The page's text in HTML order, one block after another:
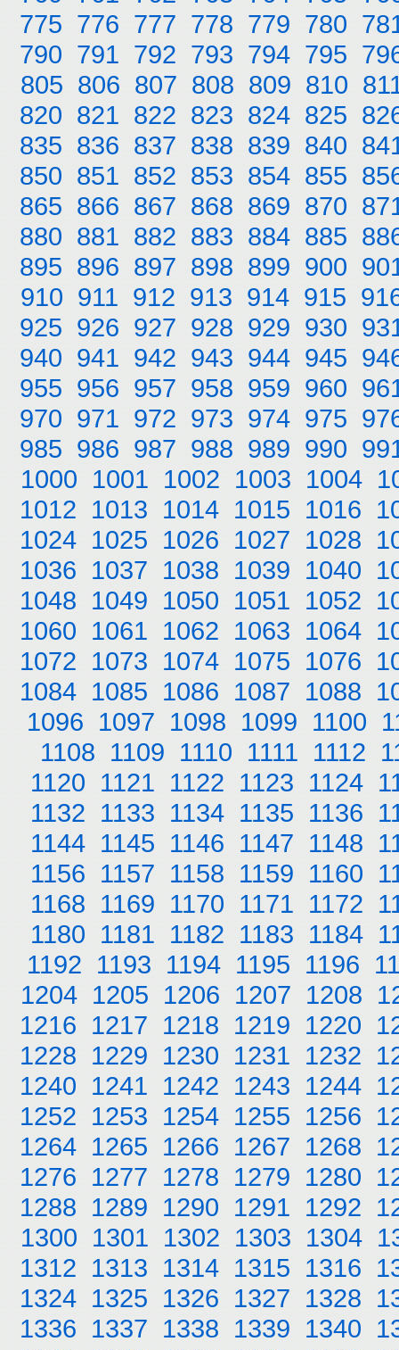
775 776 777 778 779 780
790 791 792 793 794 795
805 806 807 808 809 810
820 821 822 823 824 825
835 836 837 838 839 840
850 851 852 853 854 855
865 866 867 868 869 870
880 881 882 883 884 885
895 896 897 898 899 900
910 911 912 913 914 915
925 926 927 928 929 930
940 941 942 943 944 945
955 956 957 958 959 960
970 971 972 973 974 975
985 986 987 988 989 990
1000 1001 1002 1003 1004
1012 1013 1014 1015 1016
1024 1025 1026 1027 1028
1036 1037 1038 1039 1040
1048 1049 1050 1051 1052
1060 1061 1062 1063 1064
1072 1073 1074 1075 1076
1084 1085 1086 1087 1088
1096 1097 1098 1099 1100
1108 1109 1110 1111 1112
1120 1121 1122 1123 1124
1132 1133 1134 1135 1136
1144 1145 1146 1147 1148
1156 1157 1158 1159 1160
1168 1169 1170 1171 1172
1180 1181 1182 1183 1184
1192 1193 1194 1195 1196
1204 1205 1206 1207 1208
1216 1217 1218 1219 1220
1228 1229 1230 1231 1232
1240 1241 1242 1243 1244
1252 1253 1254 1255 1256
1264 1265 1266 1267 1268
1276 1277 1278 1279 1280
1288 1289 1290 1291 1292
1300 1301 1302 1303 1304
1312 1313 1314 1315 1316
1324 1325 1326 1327 1328
1336 1337 1338 1339 1340